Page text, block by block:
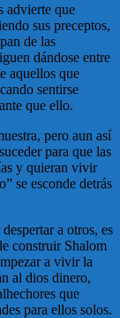
advierte que
sus preceptos,
de las
dándose entre
aquellos que
sentirse
que ello.
pero aun así
para que las
y quieran vivir
se esconde detrás
a otros, es
construir Shalom
a vivir la
al dios dinero,
que
para ellos solos.